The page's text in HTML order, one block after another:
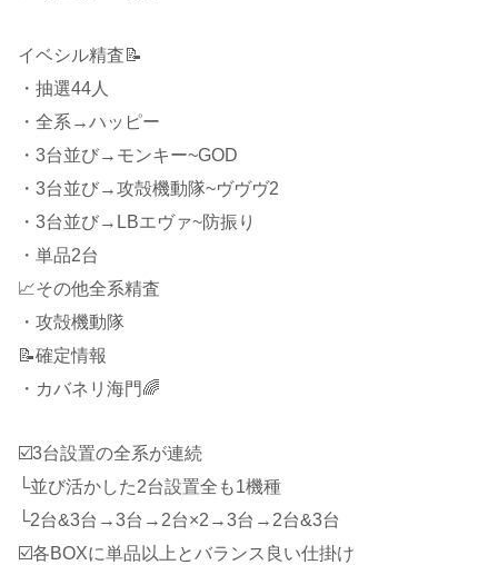
イベシル精査📝
・抽選44人
・全系→ハッピー
・3台並び→モンキー~GOD
・3台並び→攻殻機動隊~ヴヴヴ2
・3台並び→LBエヴァ~防振り
・単品2台
📈その他全系精査
・攻殻機動隊
📝確定情報
・カバネリ海門🌈
☑️3台設置の全系が連続
└並び活かした2台設置全も1機種
└2台&3台→3台→2台×2→3台→2台&3台
☑️各BOXに単品以上とバランス良い仕掛け